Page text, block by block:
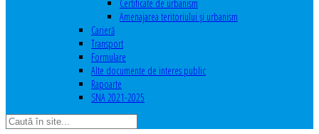
Certificate de urbanism
Amenajarea teritoriului şi urbanism
Carieră
Transport
Formulare
Alte documente de interes public
Rapoarte
SNA 2021-2025